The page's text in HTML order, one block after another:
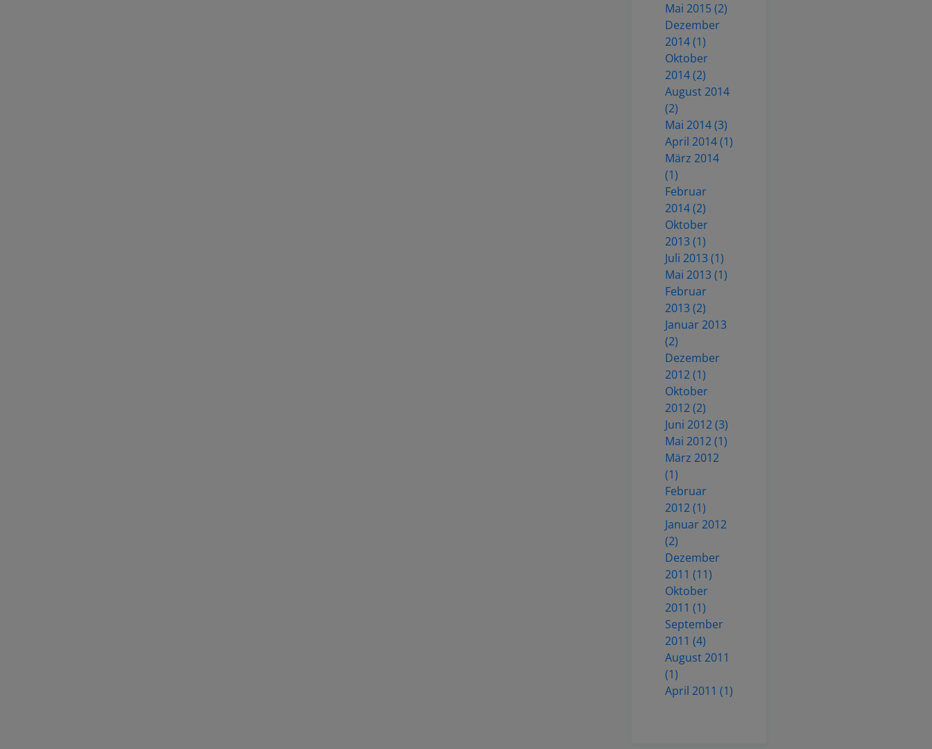
Mai 2015 (2)
Dezember
2014 (1)
Oktober
2014 (2)
August 2014
(2)
Mai 2014 (3)
April 2014 (1)
März 2014
(1)
Februar
2014 (2)
Oktober
2013 (1)
Juli 2013 (1)
Mai 2013 (1)
Februar
2013 (2)
Januar 2013
(2)
Dezember
2012 (1)
Oktober
2012 (2)
Juni 2012 (3)
Mai 2012 (1)
März 2012
(1)
Februar
2012 (1)
Januar 2012
(2)
Dezember
2011 (11)
Oktober
2011 (1)
September
2011 (4)
August 2011
(1)
April 2011 (1)